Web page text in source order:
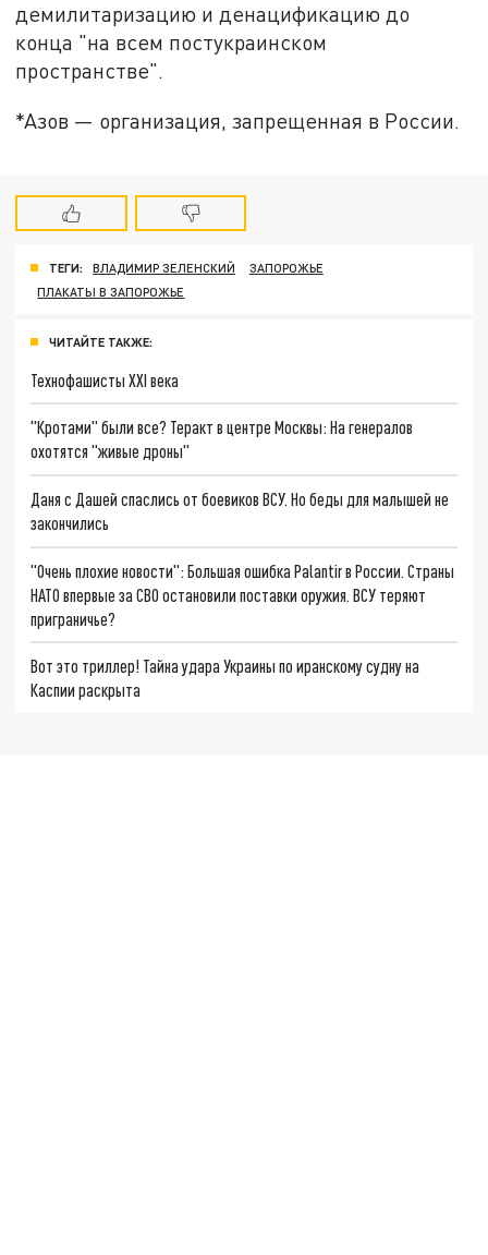
демилитаризацию и денацификацию до
конца "на всем постукраинском
пространстве".
*Азов — организация, запрещенная в России.
ТЕГИ: ВЛАДИМИР ЗЕЛЕНСКИЙ
ЗАПОРОЖЬЕ
ПЛАКАТЫ В ЗАПОРОЖЬЕ
ЧИТАЙТЕ ТАКЖЕ:
Технофашисты XXI века
"Кротами" были все? Теракт в центре Москвы: На генералов
охотятся "живые дроны"
Даня с Дашей спаслись от боевиков ВСУ. Но беды для малышей не
закончились
"Очень плохие новости": Большая ошибка Palantir в России. Страны
НАТО впервые за СВО остановили поставки оружия. ВСУ теряют
приграничье?
Вот это триллер! Тайна удара Украины по иранскому судну на
Каспии раскрыта